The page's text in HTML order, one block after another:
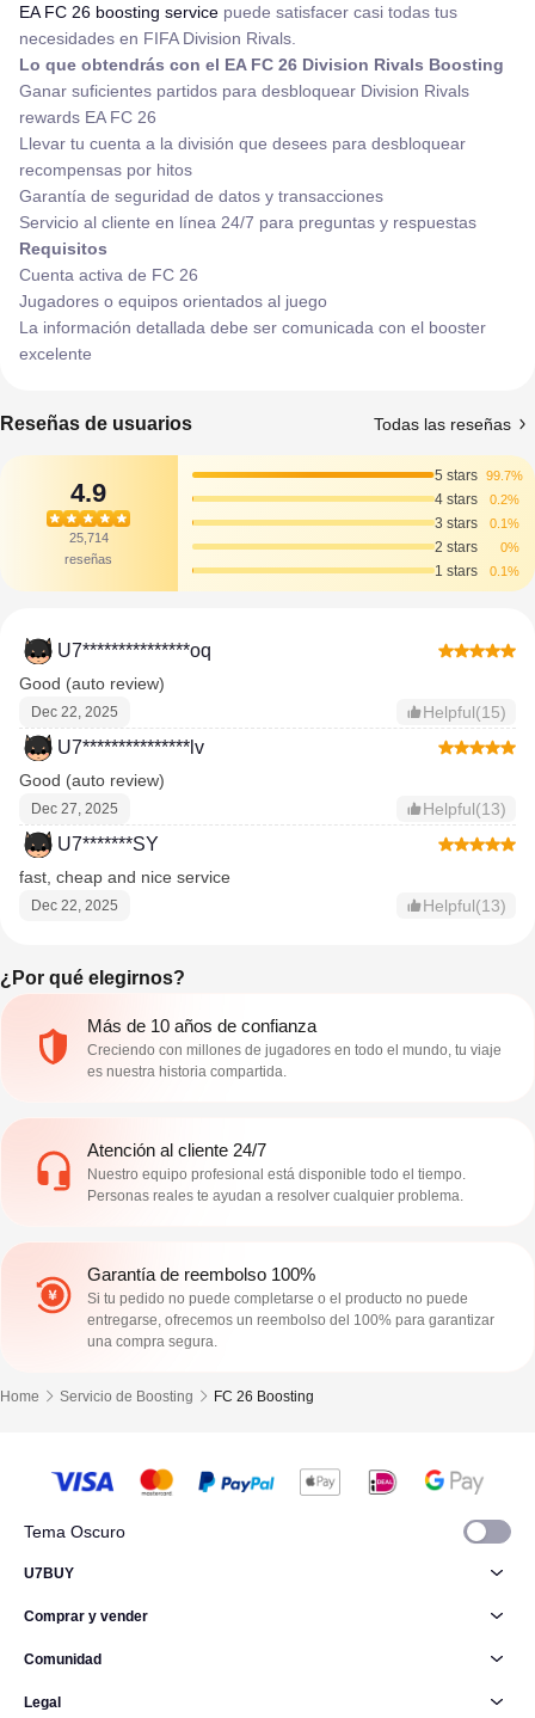
EA FC 26 boosting service puede satisfacer casi todas tus
necesidades en FIFA Division Rivals.
Lo que obtendrás con el EA FC 26 Division Rivals Boosting
Ganar suficientes partidos para desbloquear Division Rivals
rewards EA FC 26
Llevar tu cuenta a la división que desees para desbloquear
recompensas por hitos
Garantía de seguridad de datos y transacciones
Servicio al cliente en línea 24/7 para preguntas y respuestas
Requisitos
Cuenta activa de FC 26
Jugadores o equipos orientados al juego
La información detallada debe ser comunicada con el booster
excelente
Reseñas de usuarios Todas las reseñas
4.9
25,714
reseñas
5 stars 99.7%
4 stars 0.2%
3 stars 0.1%
2 stars 0%
1 stars 0.1%
U7***************oq
Good (auto review)
Dec 22, 2025 Helpful(15)
U7***************lv
Good (auto review)
Dec 27, 2025 Helpful(13)
U7*******SY
fast, cheap and nice service
Dec 22, 2025 Helpful(13)
¿Por qué elegirnos?
Más de 10 años de confianza
Creciendo con millones de jugadores en todo el mundo, tu viaje
es nuestra historia compartida.
Atención al cliente 24/7
Nuestro equipo profesional está disponible todo el tiempo.
Personas reales te ayudan a resolver cualquier problema.
Garantía de reembolso 100%
Si tu pedido no puede completarse o el producto no puede
entregarse, ofrecemos un reembolso del 100% para garantizar
una compra segura.
Home Servicio de Boosting FC 26 Boosting
Tema Oscuro
U7BUY
Comprar y vender
Comunidad
Legal